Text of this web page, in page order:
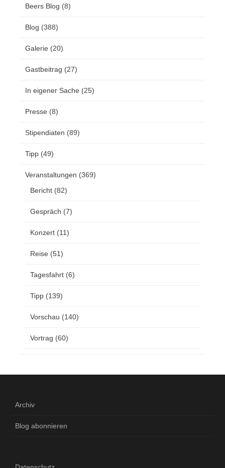
Beers Blog (8)
Blog (388)
Galerie (20)
Gastbeitrag (27)
In eigener Sache (25)
Presse (8)
Stipendiaten (89)
Tipp (49)
Veranstaltungen (369)
Bericht (82)
Gespräch (7)
Konzert (11)
Reise (51)
Tagesfahrt (6)
Tipp (139)
Vorschau (140)
Vortrag (60)
Archiv
Blog abonnieren